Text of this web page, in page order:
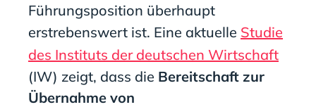
Führungsposition überhaupt
erstrebenswert ist. Eine aktuelle Studie
des Instituts der deutschen Wirtschaft
(IW) zeigt, dass die Bereitschaft zur
Übernahme von